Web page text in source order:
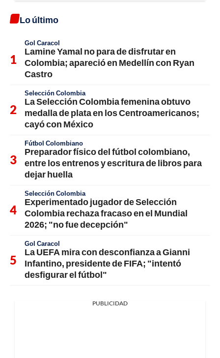
Lo último
Gol Caracol
Lamine Yamal no para de disfrutar en
Colombia; apareció en Medellín con Ryan
Castro
Selección Colombia
La Selección Colombia femenina obtuvo
medalla de plata en los Centroamericanos;
cayó con México
Fútbol Colombiano
Preparador físico del fútbol colombiano,
entre los entrenos y escritura de libros para
dejar huella
Selección Colombia
Experimentado jugador de Selección
Colombia rechaza fracaso en el Mundial
2026; "no fue decepción"
Gol Caracol
La UEFA mira con desconfianza a Gianni
Infantino, presidente de FIFA; "intentó
desfigurar el fútbol"
PUBLICIDAD